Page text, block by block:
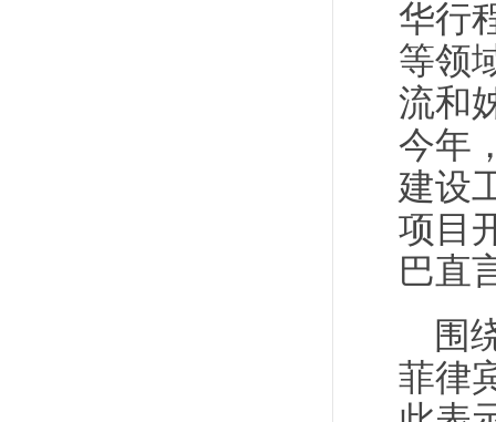
华行
等领
流和
今年
建设
项目
巴直
围
菲律